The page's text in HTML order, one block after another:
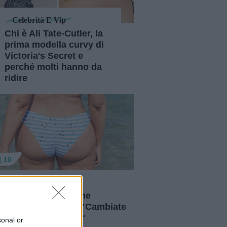
or
Celebrità E Vip
Chi è Ali Tate-Cutler, la
prima modella curvy di
Victoria's Secret e
perché molti hanno da
ridire
10
bellezza di 9 star che
la cellulite: "Cambiate
non il corpo"